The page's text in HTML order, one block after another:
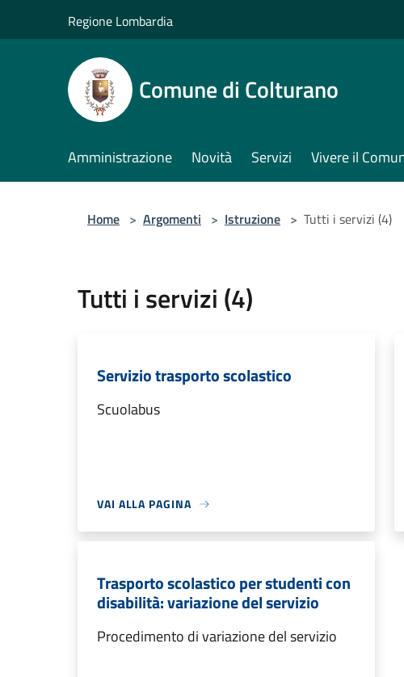
Regione Lombardia
Comune di Colturano
Amministrazione Novità Servizi Vivere il
Home > Argomenti > Istruzione > Tutti i servizi (4)
Tutti i servizi (4)
Servizio trasporto scolastico
Scuolabus
VAI ALLA PAGINA
Trasporto scolastico per studenti con
disabilità: variazione del servizio
Procedimento di variazione del servizio